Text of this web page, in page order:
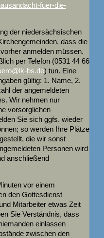
fuer-die-
der niedersächsischen
dass die
anmelden müssen.
per Telefon (0531 44 66
lk-bs.de) tun. Eine
gültig: 1. Name, 2.
der angemeldeten
Wir nehmen nur
vorsorglichen
Sie sich ggfs. wieder
so werden Ihre Plätze
die wir sonst
Personen wird
anschließend
vor einem
den Gottesdienst
Mitarbeiter etwas Zeit
Sie Verständnis, dass
einlassen
zwischen den